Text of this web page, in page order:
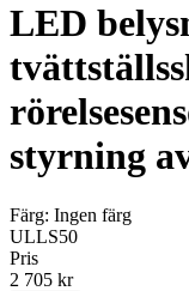
LED
styrning
Färg: Ingen färg
ULLS50
Pris
2 705 kr